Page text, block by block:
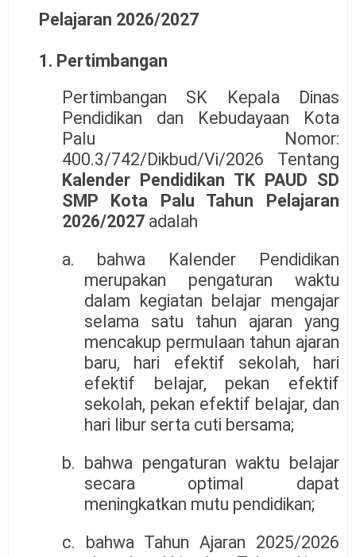
Pelajaran 2026/2027
1. Pertimbangan
Pertimbangan SK Kepala Dinas
Pendidikan dan Kebudayaan Kota
Palu Nomor:
400.3/742/Dikbud/Vi/2026 Tentang
Kalender Pendidikan TK PAUD SD
SMP Kota Palu Tahun Pelajaran
2026/2027adalah
a. bahwa Kalender Pendidikan
merupakan pengaturan waktu
dalam kegiatan belajar mengajar
selama satu tahun ajaran yang
mencakup permulaan tahun ajaran
baru, hari efektif sekolah, hari
efektif belajar, pekan efektif
sekolah, pekan efektif belajar, dan
hari libur serta cuti bersama;
b. bahwa pengaturan waktu belajar
secara optimal dapat
meningkatkan mutu pendidikan;
c. bahwa Tahun Ajaran 2025/2026